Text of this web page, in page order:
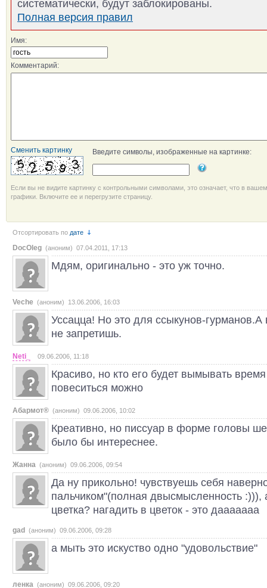
систематически, будут заблокированы.
Полная версия правил
Имя:
Комментарий:
Сменить картинку Введите символы, изображенные на картинке:
Если вы не видите картинку с контрольными символами, это означает, что в
графики. Включите ее и перегрузите страницу.
Отсортировать по дате
DocOleg (аноним) 07.04.2011, 17:13
Мдям, оригинально - это уж точно.
Veche (аноним) 13.06.2006, 16:03
Уссацца! Но это для ссыкунов-гурманов.А
не запретишь.
Neti_ 09.06.2006, 11:18
Красиво, но кто его будет вымывать
повеситься можно
Абармот® (аноним) 09.06.2006, 10:02
Креативно, но писсуар в форме головы
было бы интереснее.
Жанна (аноним) 09.06.2006, 09:54
Да ну прикольно! чувствуешь себя
пальчиком"(полная двысмысленность :))),
цветка? нагадить в цветок - это дааааааа
gad (аноним) 09.06.2006, 09:28
а мыть это искуство одно "удовольствие"
ленка (аноним) 09.06.2006, 09:20